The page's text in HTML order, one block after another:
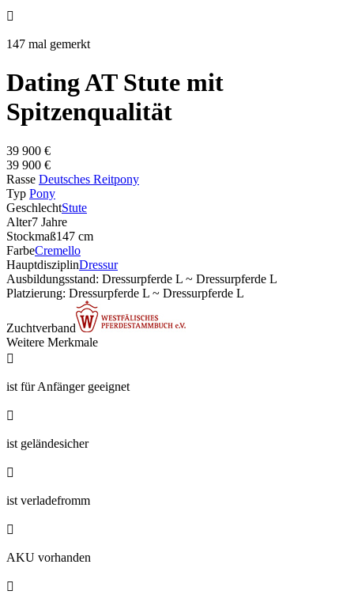

147 mal gemerkt
Dating AT Stute mit
Spitzenqualität
39 900 €
39 900 €
Rasse Deutsches Reitpony
Typ Pony
GeschlechtStute
Alter7 Jahre
Stockmaß147 cm
FarbeCremello
HauptdisziplinDressur
Ausbildungsstand: Dressurpferde L ~ Dressurpferde L
Platzierung: Dressurpferde L ~ Dressurpferde L
Zuchtverband
Weitere Merkmale

ist für Anfänger geeignet

ist geländesicher

ist verladefromm

AKU vorhanden
